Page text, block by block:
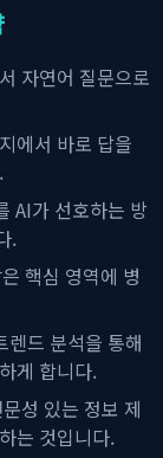
자연어 질문으로
에서 바로 답을
AI가 선호하는 방
.
핵심 영역에 병
렌드 분석을 통해
게 합니다.
성 있는 정보 제
는 것입니다.